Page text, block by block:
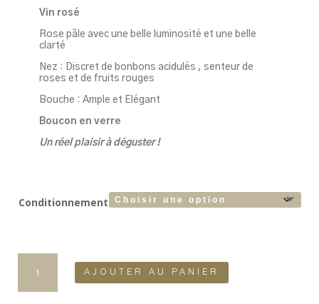
Vin rosé
Rose pâle avec une belle luminosité et une belle
clarté
Nez : Discret de bonbons acidulés , senteur de
roses et de fruits rouges
Bouche : Ample et Elégant
Boucon en verre
Un réel plaisir à déguster !
Conditionnement
quantité
I
AJOUTER AU PANIER